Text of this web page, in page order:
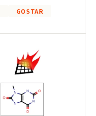
GOSTAR